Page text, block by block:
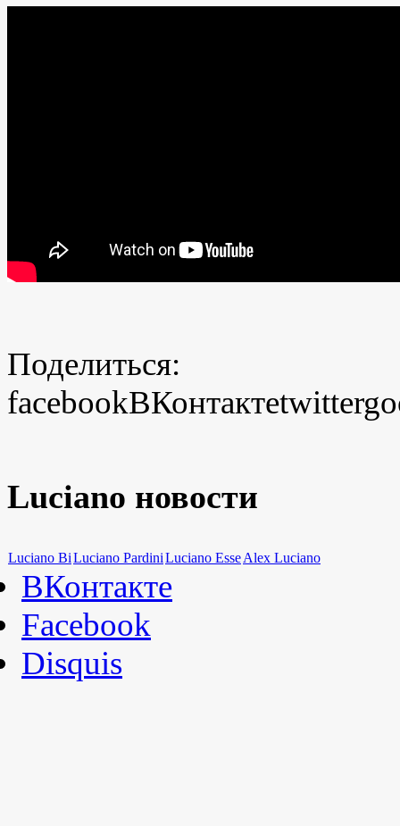
Поделиться:
facebookВКонтактеtwitter
Luciano новости
Luciano BiLuciano PardiniLuciano EsseAlex Luciano
ВКонтакте
Facebook
Disquis